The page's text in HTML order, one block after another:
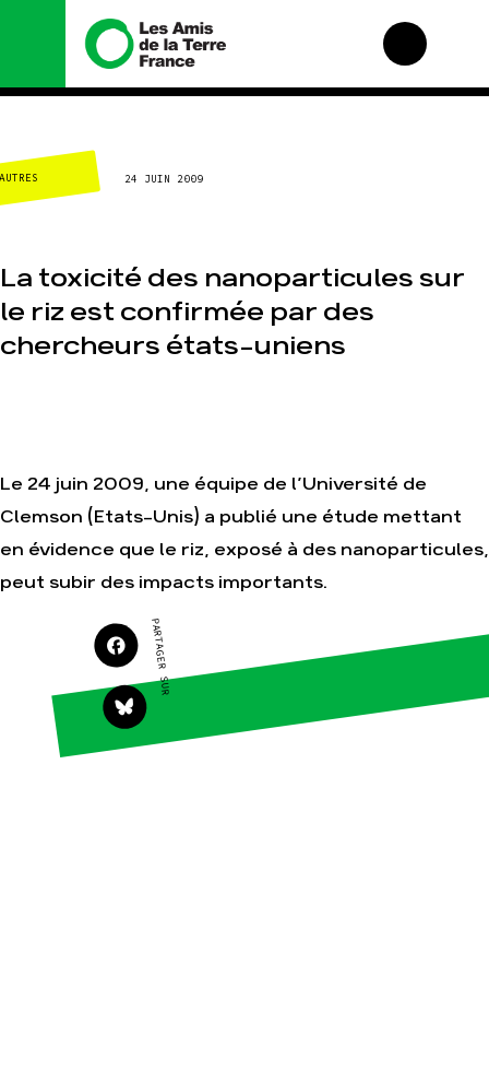
Nous connaître
Histoire
Valeurs
Équipes et
fonctionnement
Le réseau dans le
Mode : une tendance
Gaz au Mozambique,
la violence TOTAL(e)
Faire un don
S'engager sur le
Agir au quotidien
Soutenir les
campagnes
Transmettre tout ou
partie de son
patrimoine
Nos thématiques
Climat – Énergie
Finance
Forêts
AUTRES 24 JUIN 2009
La toxicité des nanoparticules sur
le riz est confirmée par des
chercheurs états-uniens
Le 24 juin 2009, une équipe de l’Université de
Clemson (Etats-Unis) a publié une étude mettant
en évidence que le riz, exposé à des nanoparticules,
peut subir des impacts importants.
PARTAGER SUR